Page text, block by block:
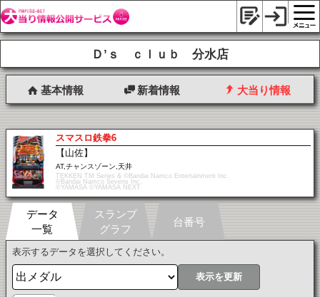
Ｄ’ｓ ｃｌｕｂ 分水店
基本情報 新着情報 大当り情報
スマスロ鉄拳6
【山佐】
AT,チャンスゾーン,天井
TEKKEN TM Series & ©Bandai Namco Entertainment Inc.
©Bandai Namco Sevens Inc.
©YAMASA ©YAMASA NEXT
データ
一覧
表示するデータを選択してください。
表示を更新
スランプ
グラフ
台番号